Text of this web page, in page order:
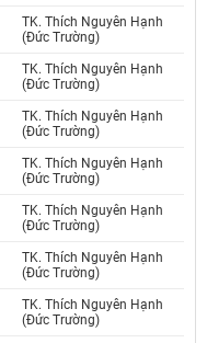
TK. Thích Nguyên Hạnh
(Đức Trường)
TK. Thích Nguyên Hạnh
(Đức Trường)
TK. Thích Nguyên Hạnh
(Đức Trường)
TK. Thích Nguyên Hạnh
(Đức Trường)
TK. Thích Nguyên Hạnh
(Đức Trường)
TK. Thích Nguyên Hạnh
(Đức Trường)
TK. Thích Nguyên Hạnh
(Đức Trường)